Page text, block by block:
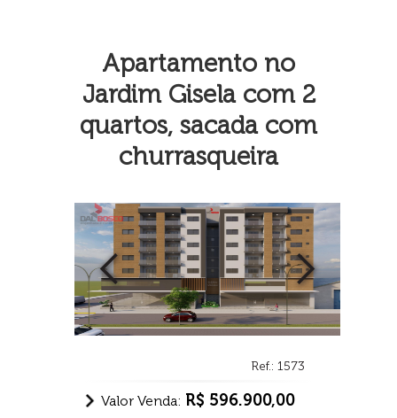
Apartamento no
Jardim Gisela com 2
quartos, sacada com
churrasqueira
Ref.: 1573
Valor Venda: R$ 596.900,00